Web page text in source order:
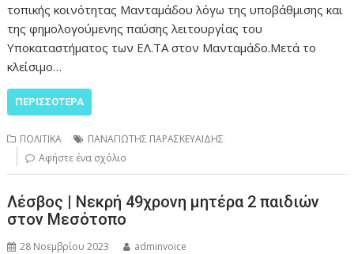
τοπικής κοινότητας Μανταμάδου λόγω της υποβάθμισης και
της φημολογούμενης παύσης λειτουργίας του
Υποκαταστήματος των ΕΛ.ΤΑ στον Μανταμάδο.Μετά το
κλείσιμο…
ΠΕΡΙΣΣΌΤΕΡΑ
ΠΟΛΙΤΙΚΑ
ΠΑΝΑΓΙΩΤΗΣ ΠΑΡΑΣΚΕΥΑΙΔΗΣ
Αφήστε ένα σχόλιο
Λέσβος | Νεκρή 49χρονη μητέρα 2 παιδιών
στον Μεσότοπο
28 Νοεμβρίου 2023 adminvoice